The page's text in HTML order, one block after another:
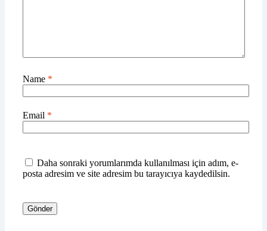
Name *
Email *
Daha sonraki yorumlarımda kullanılması için adım, e-
posta adresim ve site adresim bu tarayıcıya kaydedilsin.
Gönder